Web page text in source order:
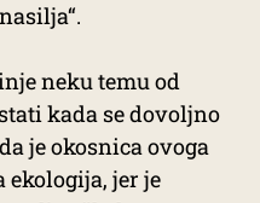
neku temu od
kada se dovoljno
je okosnica ovoga
jer je